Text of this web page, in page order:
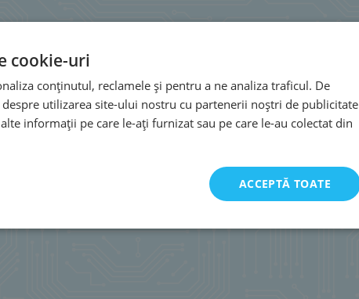
cookie-uri
conținutul, reclamele și pentru a ne analiza traficul. De
utilizarea site-ului nostru cu partenerii noștri de publicitate
informații pe care le-ați furnizat sau pe care le-au colectat din
ACCEPTĂ TOATE